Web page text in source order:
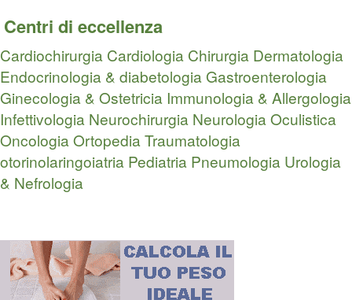
Centri di eccellenza
Cardiochirurgia Cardiologia Chirurgia Dermatologia
Endocrinologia & diabetologia Gastroenterologia
Ginecologia & Ostetricia Immunologia & Allergologia
Infettivologia Neurochirurgia NeurologiaOculistica
OncologiaOrtopedia Traumatologia
otorinolaringoiatria Pediatria Pneumologia Urologia
& Nefrologia